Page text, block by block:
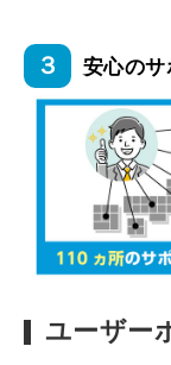
３ 安心のサ
ユーザー